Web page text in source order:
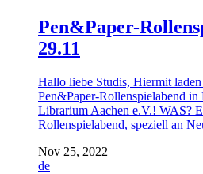
Pen&Paper-
29.11
Hallo liebe Studis, Hiermit
Pen&Paper-Rollenspielabend
Librarium Aachen e.V.! WAS?
Rollenspielabend, speziell an
Nov 25, 2022
de